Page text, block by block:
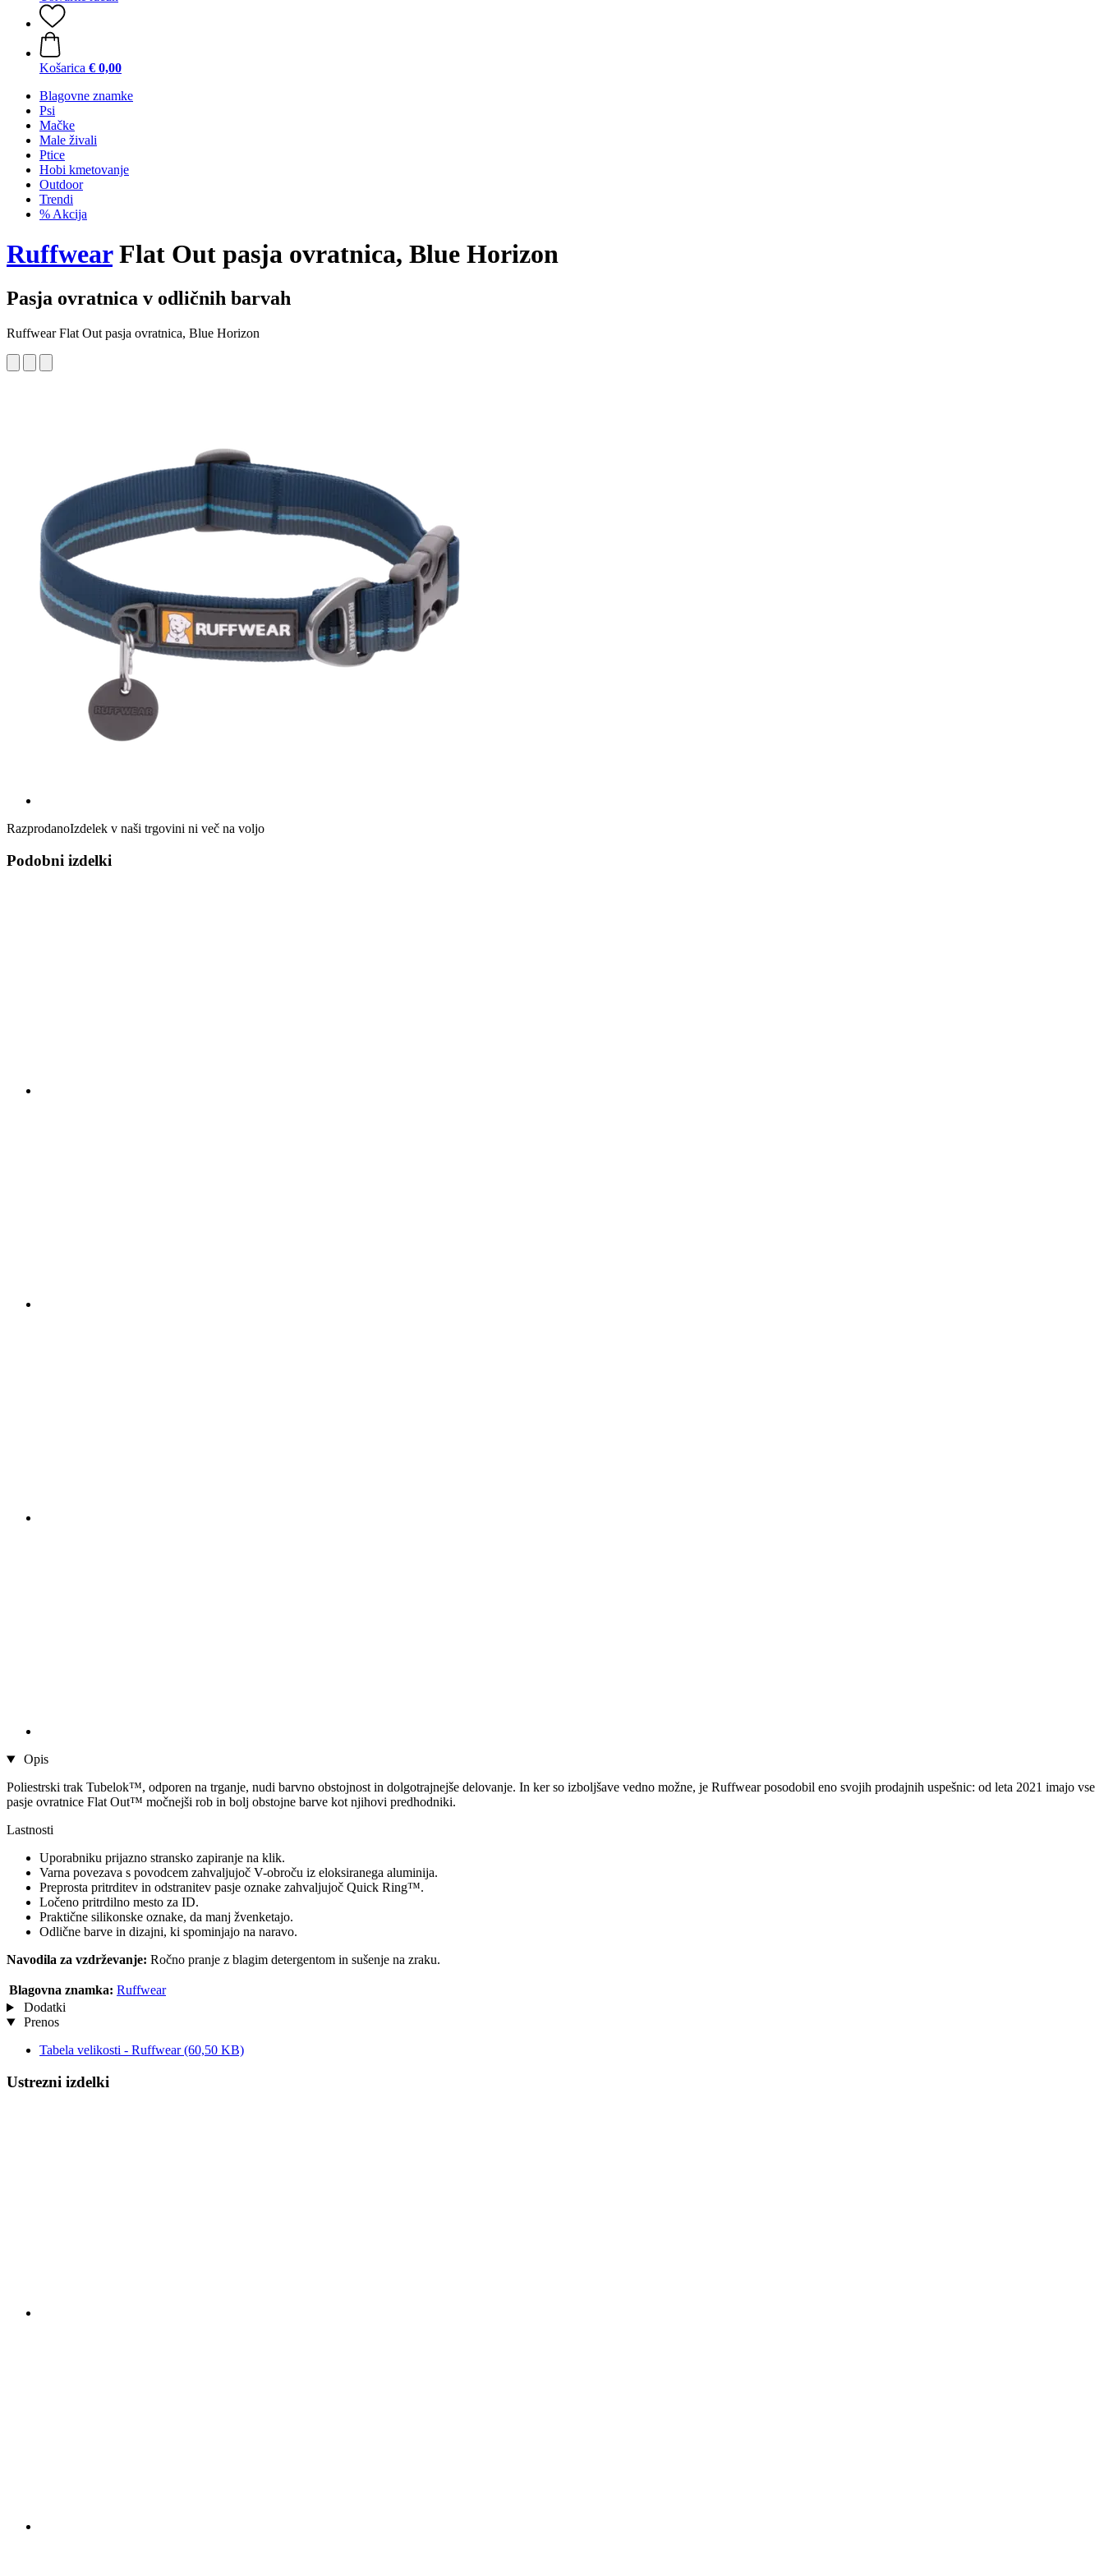
Košarica € 0,00
Blagovne znamke
Psi
Mačke
Male živali
Ptice
Hobi kmetovanje
Outdoor
Trendi
% Akcija
RuffwearFlat Out pasja ovratnica, Blue Horizon
Pasja ovratnica v odličnih barvah
Ruffwear Flat Out pasja ovratnica, Blue Horizon
RazprodanoIzdelek v naši trgovini ni več na voljo
Podobni izdelki
Opis
Poliestrski trak Tubelok™, odporen na trganje, nudi barvno obstojnost in dolgotrajnejše delovanje. In ker so izboljšave vedno možne, je Ruffwear posodobil eno svojih prodajnih uspešnic: od leta 2021 imajo vse
pasje ovratnice Flat Out™ močnejši rob in bolj obstojne barve kot njihovi predhodniki.
Lastnosti
Uporabniku prijazno stransko zapiranje na klik.
Varna povezava s povodcem zahvaljujoč V-obroču iz eloksiranega aluminija.
Preprosta pritrditev in odstranitev pasje oznake zahvaljujoč Quick Ring™.
Ločeno pritrdilno mesto za ID.
Praktične silikonske oznake, da manj žvenketajo.
Odlične barve in dizajni, ki spominjajo na naravo.
Navodila za vzdrževanje: Ročno pranje z blagim detergentom in sušenje na zraku.
Blagovna znamka: Ruffwear
Dodatki
Prenos
Tabela velikosti - Ruffwear(60,50 KB)
Ustrezni izdelki